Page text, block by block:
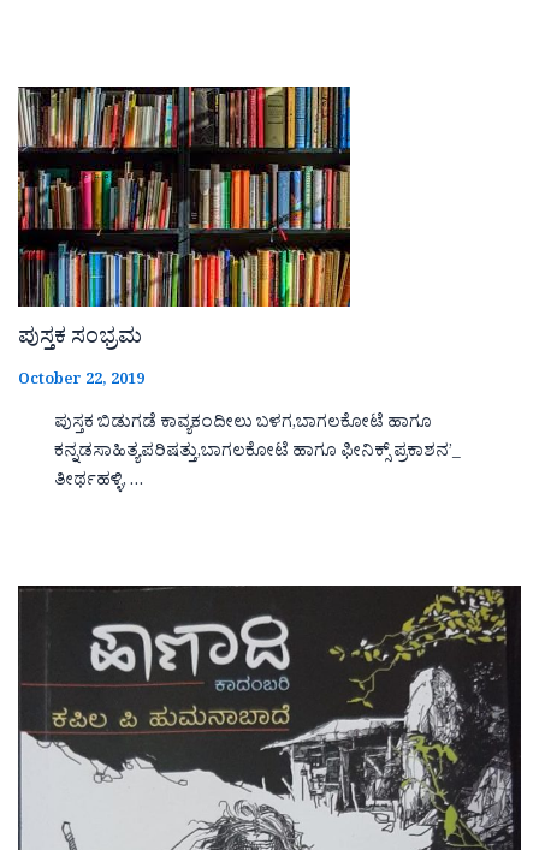
ಪುಸ್ತಕ ಸಂಭ್ರಮ
October 22, 2019
ಪುಸ್ತಕ ಬಿಡುಗಡೆ ಕಾವ್ಯಕಂದೀಲು ಬಳಗ,ಬಾಗಲಕೋಟೆ ಹಾಗೂ
ಕನ್ನಡಸಾಹಿತ್ಯಪರಿಷತ್ತು,ಬಾಗಲಕೋಟೆ ಹಾಗೂ ಫೀನಿಕ್ಸ್ ಪ್ರಕಾಶನ’_
ತೀರ್ಥಹಳ್ಳಿ, …